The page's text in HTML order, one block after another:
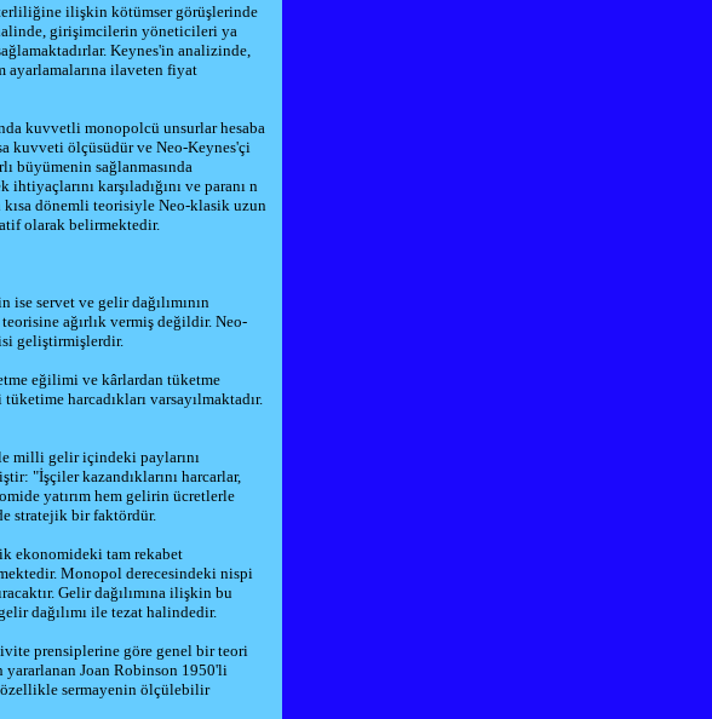
ilişkin kötümser görüşlerinde
girişimcilerin yöneticileri ya
Keynes'in analizinde,
ayarlamalarına ilaveten fiyat
kuvvetli monopolcü unsurlar hesaba
kuvveti ölçüsüdür ve Neo-Keynes'çi
büyümenin sağlanmasında
karşıladığını ve paranı n
dönemli teorisiyle Neo-klasik uzun
olarak belirmektedir.
servet ve gelir dağılımının
ağırlık vermiş değildir. Neo-
geliştirmişlerdir.
eğilimi ve kârlardan tüketme
harcadıkları varsayılmaktadır.
milli gelir içindeki paylarını
"İşçiler kazandıklarını harcarlar,
yatırım hem gelirin ücretlerle
stratejik bir faktördür.
ekonomideki tam rekabet
Monopol derecesindeki nispi
Gelir dağılımına ilişkin bu
dağılımı ile tezat halindedir.
prensiplerine göre genel bir teori
yararlanan Joan Robinson 1950'li
özellikle sermayenin ölçülebilir